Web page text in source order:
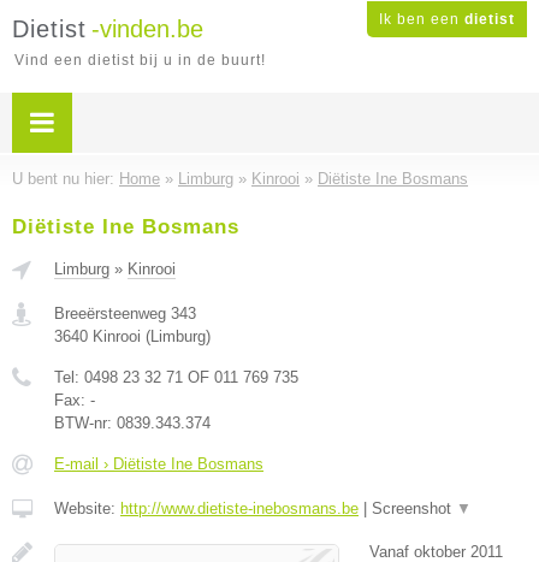
Ik ben een dietist
Dietist -vinden.be
Vind een dietist bij u in de buurt!
U bent nu hier: Home » Limburg » Kinrooi » Diëtiste Ine Bosmans
Diëtiste Ine Bosmans
Limburg » Kinrooi
Breeërsteenweg 343
3640 Kinrooi (Limburg)
Tel: 0498 23 32 71 OF 011 769 735
Fax: -
BTW-nr: 0839.343.374
E-mail › Diëtiste Ine Bosmans
Website: http://www.dietiste-inebosmans.be Screenshot ▼
Vanaf oktober 2011